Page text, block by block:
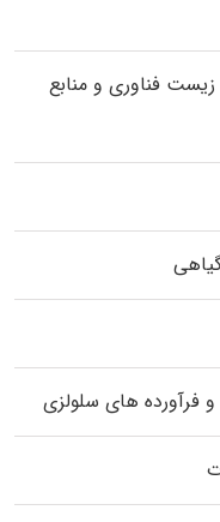
فناوری و منابع
فرآورده‌ های سلولزی